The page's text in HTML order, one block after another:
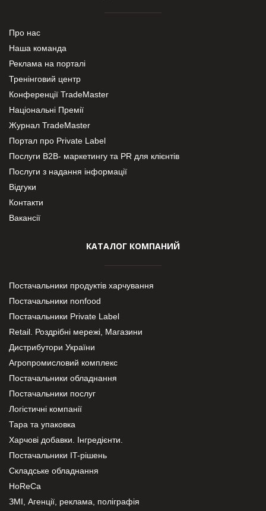
Про нас
Наша команда
Реклама на порталі
Тренінговий центр
Конференції TradeMaster
Національні Премії
Журнал TradeMaster
Портал про Private Label
Послуги В2В- маркетингу та PR для клієнтів
Послуги з надання інформації
Відгуки
Контакти
Вакансії
КАТАЛОГ КОМПАНИЙ
Постачальники продуктів харчування
Постачальники nonfood
Постачальники Private Label
Retail. Роздрібні мережі, Магазини
Дистрибутори України
Агропромисловий комплекс
Постачальники обладнання
Постачальники послуг
Логістичні компанії
Тара та упаковка
Харчові добавки. Інгредієнти.
Постачальники IT-рішень
Складське обладнання
HoReCa
ЗМІ, Агенції, реклама, поліграфія